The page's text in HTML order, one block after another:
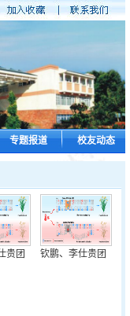
专题报道 校友动态
贵团 钦鹏、李仕贵团